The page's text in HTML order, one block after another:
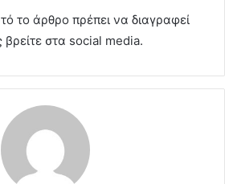
το άρθρο πρέπει να διαγραφεί
βρείτε στα social media.